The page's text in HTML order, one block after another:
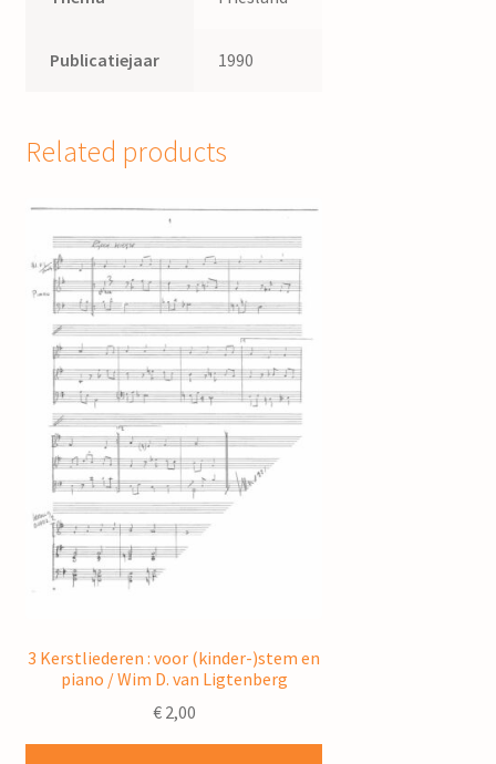
Publicatiejaar 1990
Related products
3 Kerstliederen : voor (kinder-)stem en
piano / Wim D. van Ligtenberg
€2,00